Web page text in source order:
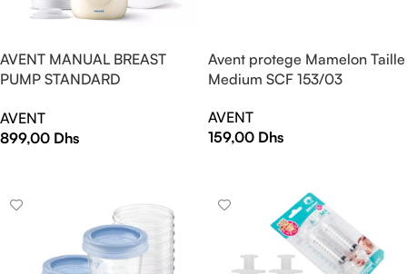
AVENT MANUAL BREAST
PUMP STANDARD
AVENT
899,00 Dhs
Avent protege Mamelon Taille
Medium SCF 153/03
AVENT
159,00 Dhs